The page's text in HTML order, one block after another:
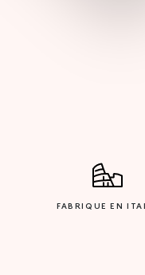
FABRIQUE EN